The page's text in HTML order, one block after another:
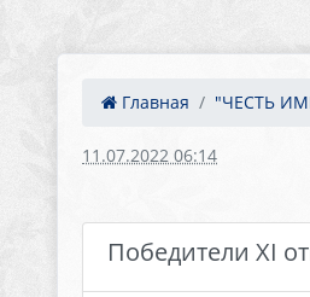
Главная "ЧЕСТЬ
11.07.2022 06:14
Победители ХI